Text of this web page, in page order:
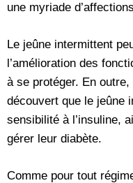
une myriade
Le jeûne intermittent
l’amélioration des
à se protéger. En
découvert que le jeûne
sensibilité à l’insuline,
gérer leur diabète.
Comme pour tout